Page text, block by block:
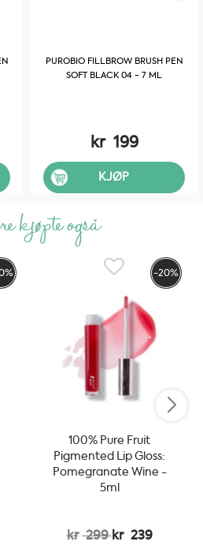
PUROBIO FILLBROW BRUSH PEN
SOFT BLACK 04 - 7 ML
kr 199
KJØP
også
-20%
100% Pure Fruit
Pigmented Lip Gloss:
Pomegranate Wine -
5ml
kr 299kr 239